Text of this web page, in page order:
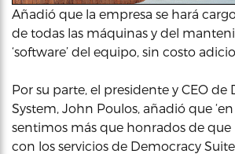
Añadió que la empresa se hará
de todas las máquinas y del
‘software’ del equipo, sin costo
Por su parte, el presidente y CEO
System, John Poulos, añadió que
sentimos más que honrados de que
con los servicios de Democracy